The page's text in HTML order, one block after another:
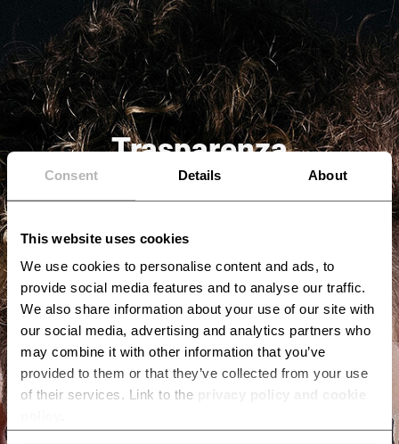
Consent Details About
This website uses cookies
We use cookies to personalise content and ads, to
provide social media features and to analyse our traffic.
We also share information about your use of our site with
our social media, advertising and analytics partners who
may combine it with other information that you’ve
provided to them or that they’ve collected from your use
of their services. Link to the
privacy policy and cookie
Trasparenza
test prodotti e servizi che troviamo interessanti e
innovativi nel loro genere. Speriamo che le informazioni
che troverai possano aiutarti a fare acquisti più informati
e a trovare le informazioni che cerchi in merito ai prodotti
di cui parliamo.